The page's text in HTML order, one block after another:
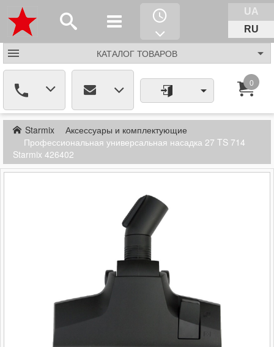
UA
RU
КАТАЛОГ ТОВАРОВ
0
Starmix
Аксессуары и комплектующие
Профессиональная универсальная насадка 27 TS 714
Starmix 426402